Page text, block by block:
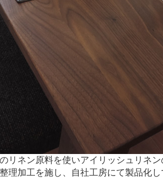
リネン原料を使いアイリッシュリネ
理加工を施し、 自社工房にて製品化し